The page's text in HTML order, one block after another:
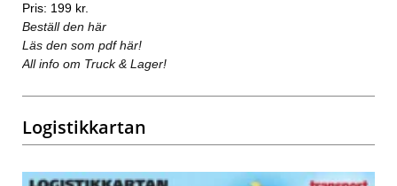
Pris: 199 kr.
Beställ den här
Läs den som pdf här!
All info om Truck & Lager!
Logistikkartan